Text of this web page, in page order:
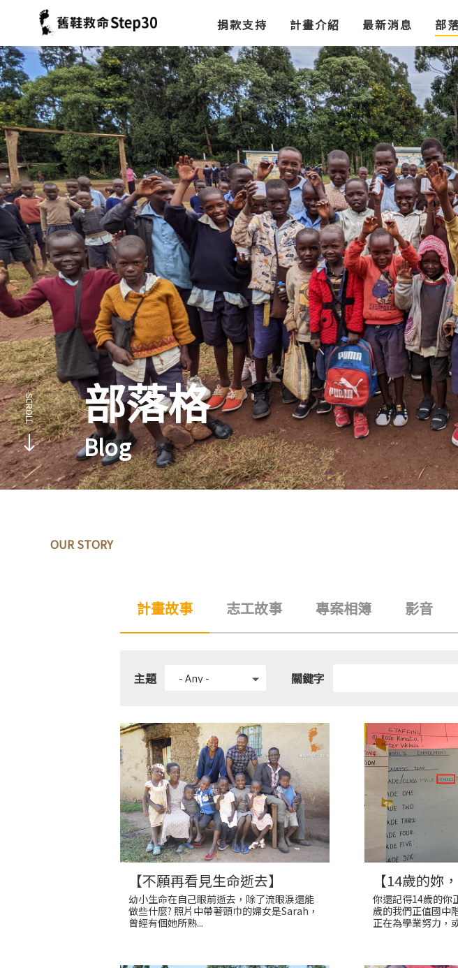
捐款支持
計畫介紹 最新消息 部
部落格
Blog
OUR STORY
計畫故事 志工故事 專案相簿 影音
主題 關鍵字
【不願再看見生命逝去】
幼小生命在自己眼前逝去，除了流眼淚還能
做些什麼? 照片中帶著頭巾的婦女是Sarah，
曾經有個她所熟...
【14歲的妳
你還記得14歲的你
歲的我們正值國中
正在為學業努力，